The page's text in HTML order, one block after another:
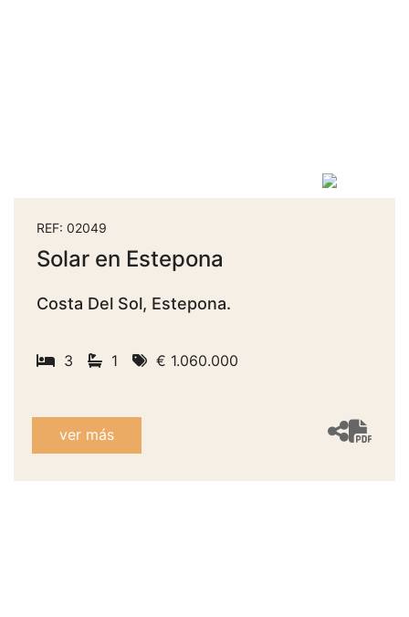
REF: 02049
Solar en Estepona
Costa Del Sol, Estepona.
3 1 € 1.060.000
ver más